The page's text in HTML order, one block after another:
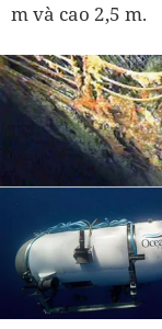
m và cao 2,5 m.